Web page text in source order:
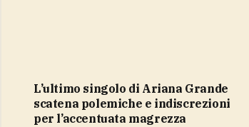
L’ultimo singolo di Ariana Grande
scatena polemiche e indiscrezioni
per l’accentuata magrezza